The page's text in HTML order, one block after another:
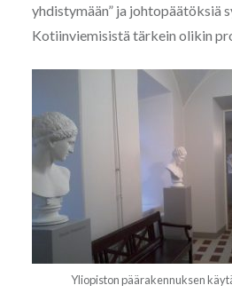
yhdistymään” ja johtopäätöksiä
Kotiinviemisistä tärkein olikin
Yliopiston päärakennuksen